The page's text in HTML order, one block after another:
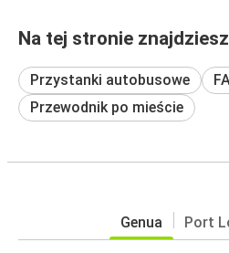
Na tej stronie
Przystanki autobusowe
Przewodnik po mieście
Genua Port